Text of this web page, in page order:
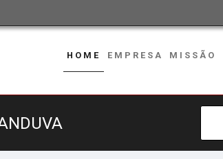
HOME EMPRESA MISSÃO